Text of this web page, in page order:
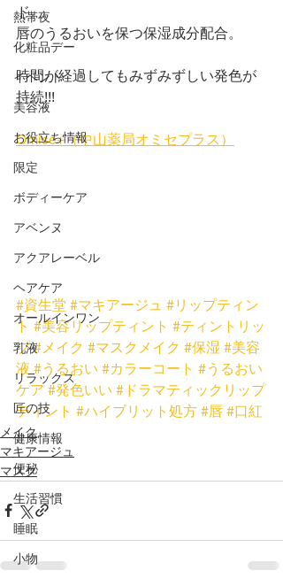
熱帯夜
化粧品デー
イベント
美容液
お役立ち情報
限定
ボディーケア
アベンヌ
アクアレーベル
ヘアケア
オールインワン
乳液
リラックス
匠の技
健康情報
便秘
生活習慣
睡眠
小物
ド。
唇のうるおいを保つ保湿成分配合。
時間が経過してもみずみずしい発色が
持続!!!
Omise+（中山薬局オミセプラス）
#資生堂 #マキアージュ #リップティン
ト #美容リップティント #ティントリッ
プ #メイク #マスクメイク #保湿 #美容
液 #うるおい #カラーコート #うるおい
ケア #発色いい #ドラマティックリップ
ティント #ハイブリット処方 #唇 #口紅
メイク
マキアージュ
マスク